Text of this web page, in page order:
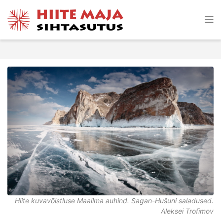
Hiite kuvavõistluse Maailma auhind. Sagan-Hušuni saladused.
Aleksei Trofimov